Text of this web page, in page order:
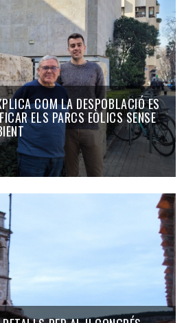
COM LA DESPOBLACIÓ ES
ELS PARCS EÒLICS SENSE